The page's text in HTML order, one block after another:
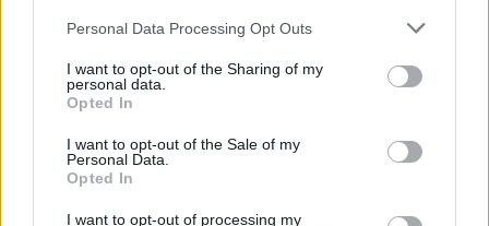
Personal Data Processing Opt Outs
I want to opt-out of the Sharing of my
personal data.
Opted In
I want to opt-out of the Sale of my
Personal Data.
Opted In
I want to opt-out of processing my
Esim for Global|Esim for Europe|
Esim for Caribbean